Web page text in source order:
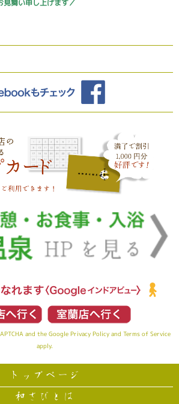
見舞い申し上げます／
and the Google Privacy Policy and Terms of Service
apply.
トップページ
和さびとは